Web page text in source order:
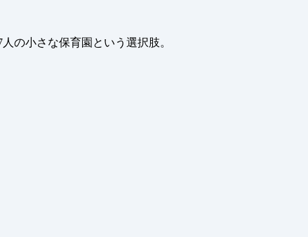
の小さな保育園という選択肢。